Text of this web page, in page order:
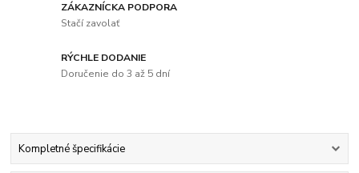
ZÁKAZNÍCKA PODPORA
Stačí zavolať
RÝCHLE DODANIE
Doručenie do 3 až 5 dní
Kompletné špecifikácie